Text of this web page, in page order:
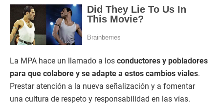
La MPA hace un llamado a los conductores y pobladores
para que colabore y se adapte a estos cambios viales.
Prestar atención a la nueva señalización y a fomentar
una cultura de respeto y responsabilidad en las vías.